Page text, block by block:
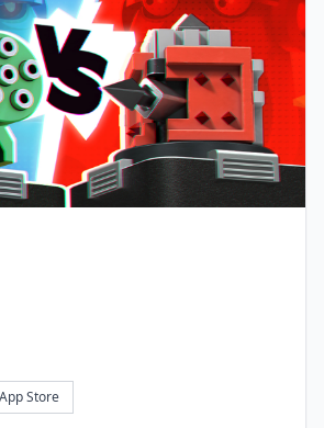
App Store